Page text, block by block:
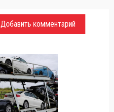
Добавить комментарий